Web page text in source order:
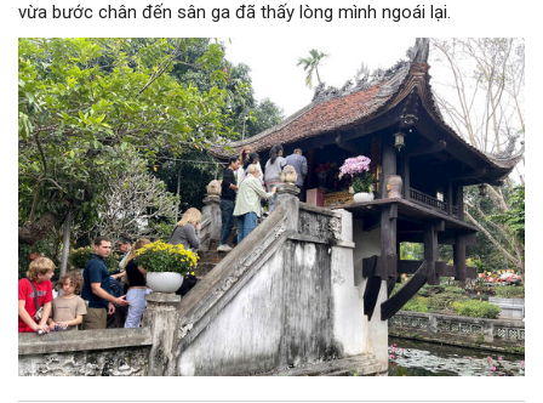
vừa bước chân đến sân ga đã thấy lòng mình ngoái lại.